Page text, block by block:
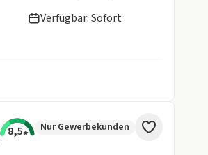
Verfügbar: Sofort
8,5 Nur Gewerbekunden